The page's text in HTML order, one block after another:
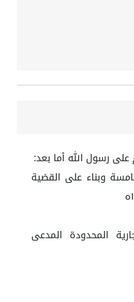
على رسول الله أما بعد:
وبناء على القضية
المحدودة المدعى